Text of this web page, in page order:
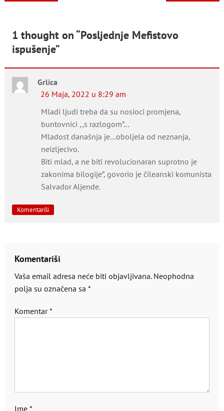
1 thought on “Posljednje Mefistovo
ispušenje”
Grlica
26 Maja, 2022 u 8:29 am
Mladi ljudi treba da su nosioci promjena,
buntovnici ,,s razlogom”…
Mladost današnja je…oboljela od neznanja,
neizljecivo.
Biti mlad, a ne biti revolucionaran suprotno je
zakonima bilogije”, govorio je čileanski komunista
Salvador Aljende.
Komentariši
Komentariši
Vaša email adresa neće biti objavljivana. Neophodna
polja su označena sa *
Komentar*
Ime *